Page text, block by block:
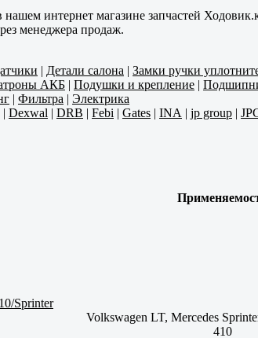
интернет магазине запчастей
менеджера продаж.
| Детали салона | Замки ручки
АКБ | Подушки и крепление |
| Фильтра | Электрика
| Dexwal | DRB | Febi | Gates | INA | jp group |
Sprinter
Volkswagen LT, Mercedes
410